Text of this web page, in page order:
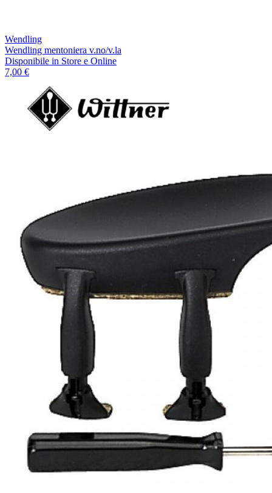
Wendling
Wendling mentoniera v.no/v.la
Disponibile in Store e Online
7,00 €